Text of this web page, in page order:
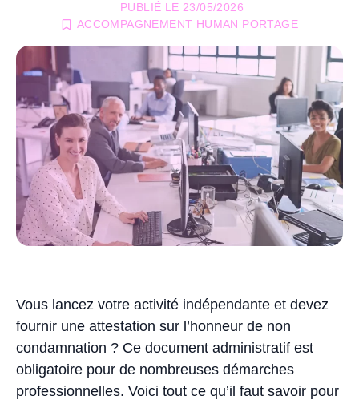
PUBLIÉ LE 23/05/2026
ACCOMPAGNEMENT HUMAN PORTAGE
Vous lancez votre activité indépendante et devez
fournir une attestation sur l’honneur de non
condamnation ? Ce document administratif est
obligatoire pour de nombreuses démarches
professionnelles. Voici tout ce qu’il faut savoir pour